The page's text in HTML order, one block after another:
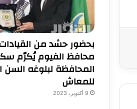
بحضور حشد من القيادات
محافظ الفيوم يُكرّم
المحافظة لبلوغه السن
للمعاش
9 أكتوبر، 2023